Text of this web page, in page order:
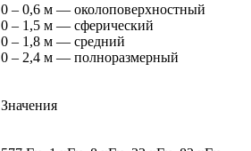
0 – 0,6 м — околоповерхностный
0 – 1,5 м — сферический
0 – 1,8 м — средний
0 – 2,4 м — полноразмерный
Значения